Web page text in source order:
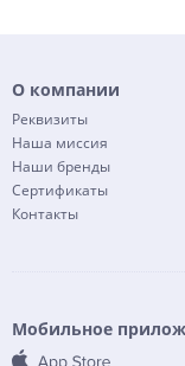
О компании
Реквизиты
Наша миссия
Наши бренды
Сертификаты
Контакты
Мобильное